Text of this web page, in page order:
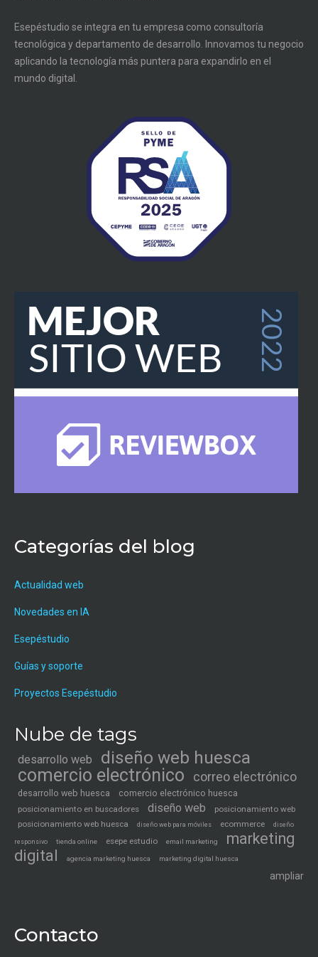
Esepéstudio se integra en tu empresa como consultoría
tecnológica y departamento de desarrollo. Innovamos tu negocio
aplicando la tecnología más puntera para expandirlo en el
mundo digital.
Categorías del blog
Actualidad web
Novedades en IA
Esepéstudio
Guías y soporte
Proyectos Esepéstudio
Nube de tags
desarrollo web
diseño web huesca
comercio electrónico
correo electrónico
desarrollo web huesca comercio electrónico huesca
posicionamiento en buscadores diseño web
posicionamiento web
posicionamiento web huesca
diseño web para móviles ecommerce diseño
responsivo tienda online esepe estudio email marketing
marketing
digital
agencia marketing huesca marketing digital huesca
ampliar
Contacto